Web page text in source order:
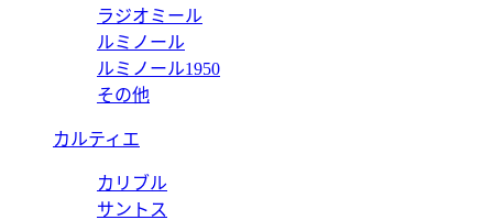
ラジオミール
ルミノール
ルミノール1950
その他
カルティエ
カリブル
サントス